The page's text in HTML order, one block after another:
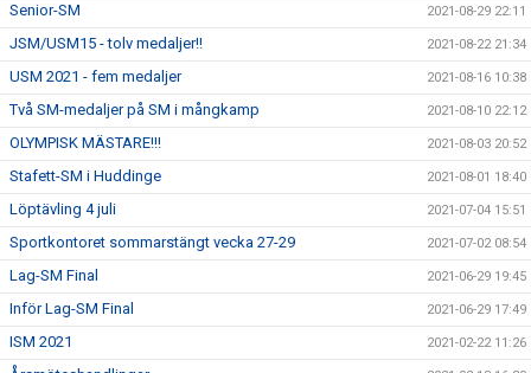
Senior-SM 2021-08-29 22:11
JSM/USM15 - tolv medaljer!! 2021-08-22 21:34
USM 2021 - fem medaljer 2021-08-16 10:38
Två SM-medaljer på SM i mångkamp 2021-08-10 22:12
OLYMPISK MÄSTARE!!! 2021-08-03 20:52
Stafett-SM i Huddinge 2021-08-01 18:40
Löptävling 4 juli 2021-07-04 15:51
Sportkontoret sommarstängt vecka 27-29 2021-07-02 08:54
Lag-SM Final 2021-06-29 19:45
Inför Lag-SM Final 2021-06-29 17:49
ISM 2021 2021-02-22 11:26